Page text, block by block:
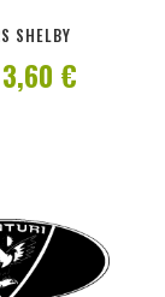
SHELBY
3,60 €